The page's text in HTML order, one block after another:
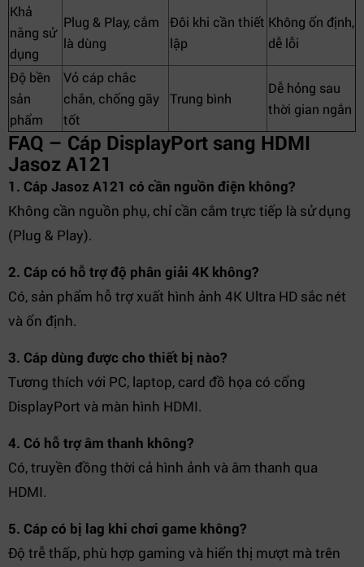
Khả
năng sử
dụng
Plug & Play, cắm
là dùng
Đôi khi cần thiết
lập
Không ổn định,
dễ lỗi
Độ bền
sản
phẩm
Vỏ cáp chắc
chắn, chống gãy
tốt
Trung bình
Dễ hỏng sau
thời gian ngắn
FAQ – Cáp DisplayPort sang HDMI
Jasoz A121
1. Cáp Jasoz A121 có cần nguồn điện không?
Không cần nguồn phụ, chỉ cần cắm trực tiếp là sử dụng
(Plug & Play).
2. Cáp có hỗ trợ độ phân giải 4K không?
Có, sản phẩm hỗ trợ xuất hình ảnh 4K Ultra HD sắc nét
và ổn định.
3. Cáp dùng được cho thiết bị nào?
Tương thích với PC, laptop, card đồ họa có cổng
DisplayPort và màn hình HDMI.
4. Có hỗ trợ âm thanh không?
Có, truyền đồng thời cả hình ảnh và âm thanh qua
HDMI.
5. Cáp có bị lag khi chơi game không?
Độ trễ thấp, phù hợp gaming và hiển thị mượt mà trên